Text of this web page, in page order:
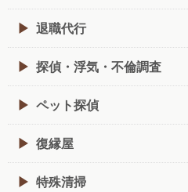
退職代行
探偵・浮気・不倫調査
ペット探偵
復縁屋
特殊清掃